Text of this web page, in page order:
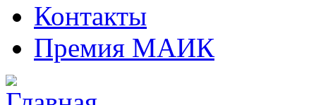
Контакты
Премия МАИК